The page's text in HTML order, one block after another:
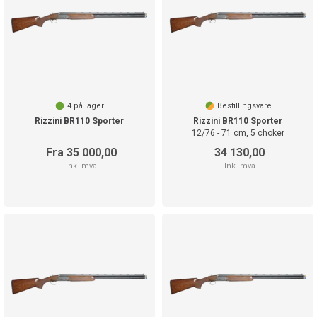
4 på lager
Rizzini BR110 Sporter
Fra 35 000,00
Ink. mva
Bestillingsvare
Rizzini BR110 Sporter
12/76 - 71 cm, 5 choker
34 130,00
Ink. mva